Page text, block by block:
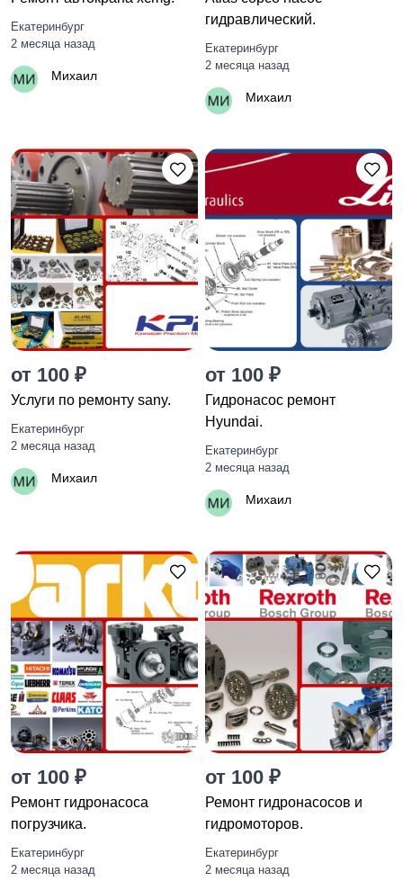
Екатеринбург
2 месяца назад
Михаил
гидравлический.
Екатеринбург
2 месяца назад
Михаил
от 100 ₽
Услуги по ремонту sany.
Екатеринбург
2 месяца назад
Михаил
от 100 ₽
Гидронасос ремонт
Hyundai.
Екатеринбург
2 месяца назад
Михаил
от 100 ₽
Ремонт гидронасоса
погрузчика.
Екатеринбург
2 месяца назад
от 100 ₽
Ремонт гидронасосов и
гидромоторов.
Екатеринбург
2 месяца назад